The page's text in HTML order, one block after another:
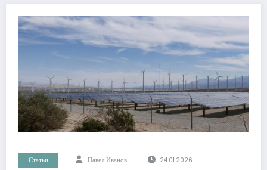
Статьи Павел Иванов 24.01.2026